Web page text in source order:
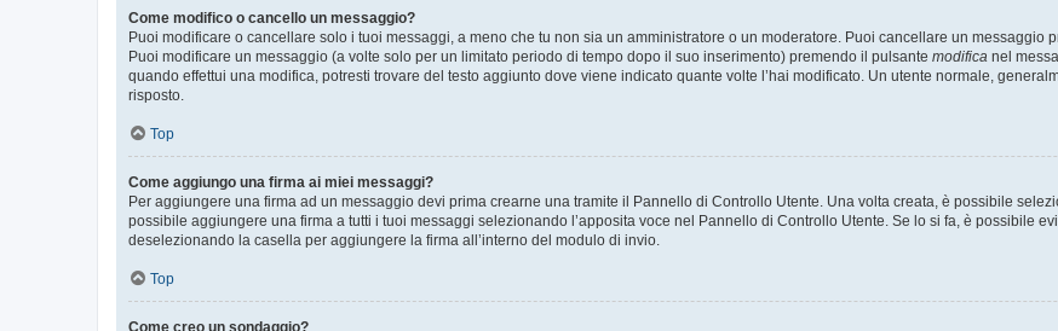
Come modifico o cancello un messaggio?
Puoi modificare o cancellare solo i tuoi messaggi, a meno che tu non sia un amministratore o un moderatore. Puoi cancellare un
Puoi modificare un messaggio (a volte solo per un limitato periodo di tempo dopo il suo inserimento) premendo il pulsante modifica nel
quando effettui una modifica, potresti trovare del testo aggiunto dove viene indicato quante volte l’hai modificato. Un utente normale,
risposto.
Top
Come aggiungo una firma ai miei messaggi?
Per aggiungere una firma ad un messaggio devi prima crearne una tramite il Pannello di Controllo Utente. Una volta creata, è possibile
possibile aggiungere una firma a tutti i tuoi messaggi selezionando l’apposita voce nel Pannello di Controllo Utente. Se lo si fa, è possibile
deselezionando la casella per aggiungere la firma all’interno del modulo di invio.
Top
Come creo un sondaggio?